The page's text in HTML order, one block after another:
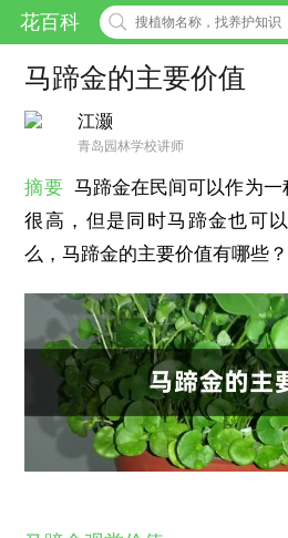
花百科
马蹄金的主要价值
江灏
青岛园林学校讲师
摘要 马蹄金在民间可以作为
很高，但是同时马蹄金也可
么，马蹄金的主要价值有哪些？